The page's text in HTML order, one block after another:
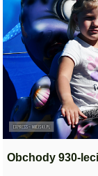
Obchody 930-